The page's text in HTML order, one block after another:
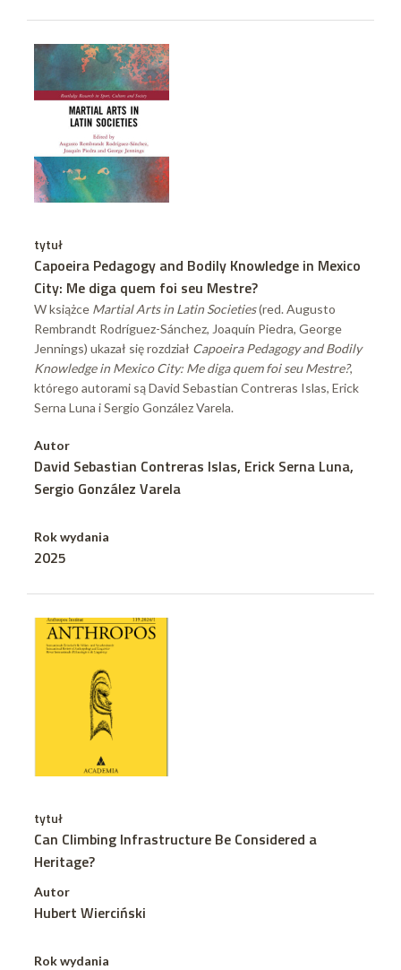
tytuł
Capoeira Pedagogy and Bodily Knowledge in Mexico
City: Me diga quem foi seu Mestre?
W książce Martial Arts in Latin Societies(red. Augusto
Rembrandt Rodríguez-Sánchez, Joaquín Piedra, George
Jennings) ukazał się rozdział Capoeira Pedagogy and Bodily
Knowledge in Mexico City: Me diga quem foi seu Mestre?,
którego autorami są David Sebastian Contreras Islas, Erick
Serna Luna i Sergio González Varela.
Autor
David Sebastian Contreras Islas, Erick Serna Luna,
Sergio González Varela
Rok wydania
2025
tytuł
Can Climbing Infrastructure Be Considered a
Heritage?
Autor
Hubert Wierciński
Rok wydania